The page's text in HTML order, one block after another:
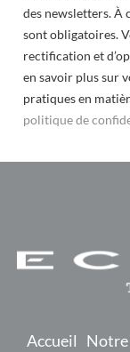
des newsletters. À
sont obligatoires.
rectification et
en savoir plus sur
pratiques en
politique de
Accueil